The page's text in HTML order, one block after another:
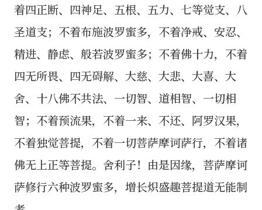
着四正断、四神足、五根、五力、七等觉支、八
圣道支；不着布施波罗蜜多，不着净戒、安忍、
精进、静虑、般若波罗蜜多；不着佛十力，不着
四无所畏、四无碍解、大慈、大悲、大喜、大
舍、十八佛不共法、一切智、道相智、一切相
智；不着预流果，不着一来、不还、阿罗汉果，
不着独觉菩提，不着一切菩萨摩诃萨行，不着诸
佛无上正等菩提。舍利子！由是因缘，菩萨摩诃
萨修行六种波罗蜜多，增长炽盛趣菩提道无能制